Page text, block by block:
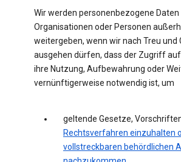
Wir werden personenbezogene
Organisationen oder Personen
weitergeben, wenn wir nach Treu und
ausgehen dürfen, dass der Zugriff
ihre Nutzung, Aufbewahrung oder
vernünftigerweise notwendig ist, um
geltende Gesetze,
Rechtsverfahren einzuhalten
vollstreckbaren behördlichen